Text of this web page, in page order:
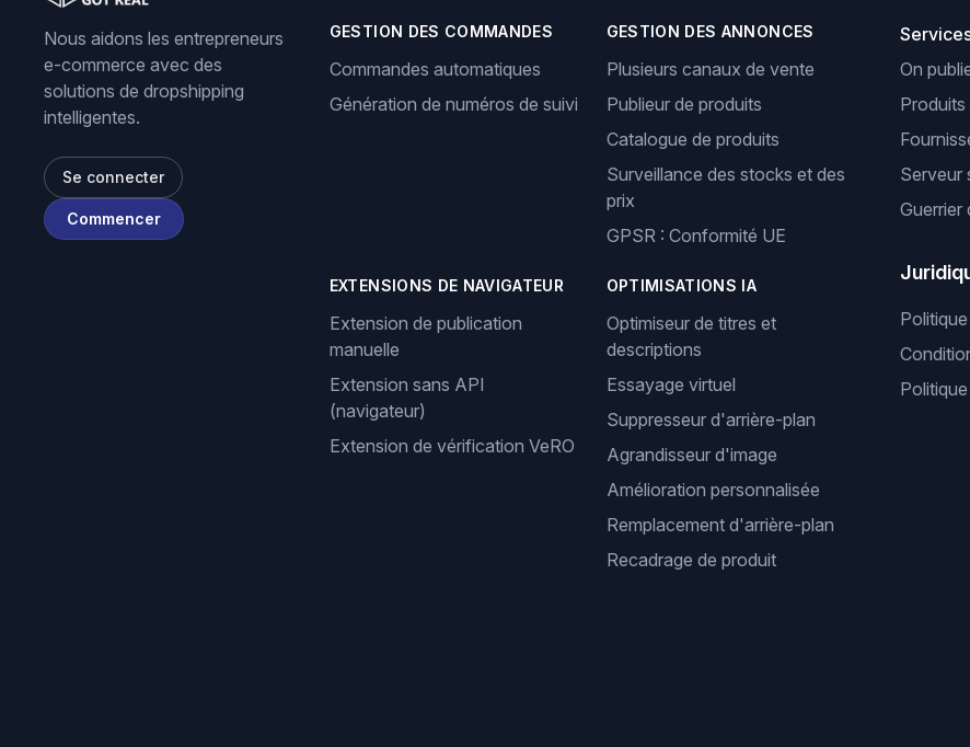
Nous aidons les entrepreneurs
e-commerce avec des
solutions de dropshipping
intelligentes.
Se connecter
Commencer
GESTION DES COMMANDES
Commandes automatiques
Génération de numéros de suivi
GESTION DES ANNONCES
Plusieurs canaux de vente
Publieur de produits
Catalogue de produits
Surveillance des stocks et des
prix
GPSR : Conformité UE
EXTENSIONS DE NAVIGATEUR
Extension de publication
manuelle
Extension sans API
(navigateur)
Extension de vérification VeRO
OPTIMISATIONS IA
Optimiseur de titres et
descriptions
Essayage virtuel
Suppresseur d'arrière-plan
Agrandisseur d'image
Amélioration personnalisée
Remplacement d'arrière-plan
Recadrage de produit
On
Serveur
Guerrier